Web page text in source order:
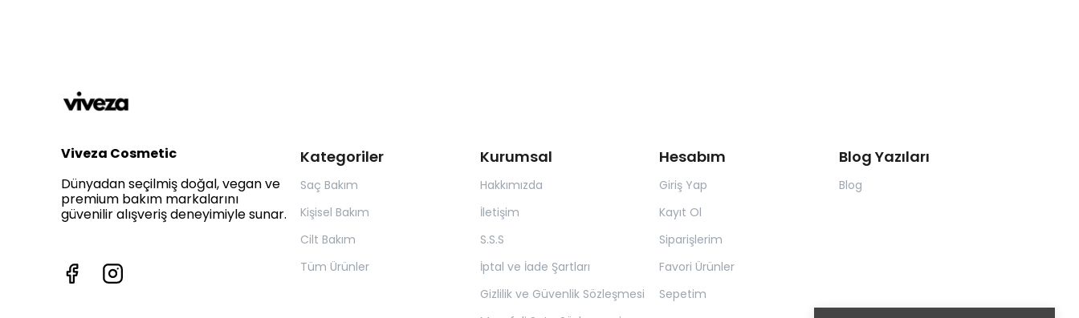
Kategoriler
Saç Bakım
Kişisel Bakım
Cilt Bakım
Tüm Ürünler
Kurumsal
Hakkımızda
İletişim
S.S.S
İptal ve İade Şartları
Gizlilik ve Güvenlik Sözleşmesi
Hesabım
Giriş Yap
Kayıt Ol
Siparişlerim
Favori Ürünler
Sepetim
Blog Yazıları
Blog
Viveza Cosmetic
Dünyadan seçilmiş doğal, vegan ve
premium bakım markalarını
güvenilir alışveriş deneyimiyle sunar.